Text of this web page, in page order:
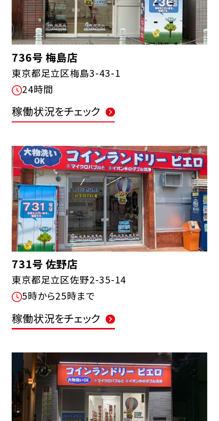
736号 梅島店
東京都足立区梅島3-43-1
24時間
稼働状況をチェック
731号 佐野店
東京都足立区佐野2-35-14
5時から25時まで
稼働状況をチェック